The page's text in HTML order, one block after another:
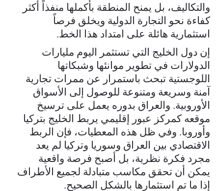
والتكاليف، بل يمنح المنطقة بأكملها منفذاً أكثر
كفاءة نحو التجارة الدولية ويخلق فرصاً
استثمارية هائلة على امتداد هذا الخط.
إن دول الخليج التي تستثمر اليوم مليارات
الدولارات في تطوير موانئها وشبكاتها
اللوجستية تبحث باستمرار عن ممرات تجارية
آمنة وسريعة ومتنوعة للوصول إلى الأسواق
الأوروبية. والعراق بدوره يعمل على ترسيخ
موقعه كمركز عبور إقليمي يربط الخليج بتركيا
وأوروبا. وفي ظل هذه المعطيات، فإن الربط
الاقتصادي بين العراق وسوريا وتركيا لم يعد
مجرد فكرة نظرية، بل أصبح فرصة واقعية
يمكن أن تحقق مكاسب متبادلة لجميع الأطراف
إذا ما تم استثمارها بالشكل الصحيح.